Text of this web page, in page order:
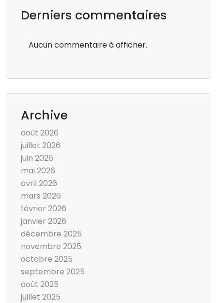
Derniers commentaires
Aucun commentaire à afficher.
Archive
août 2026
juillet 2026
juin 2026
mai 2026
avril 2026
mars 2026
février 2026
janvier 2026
décembre 2025
novembre 2025
octobre 2025
septembre 2025
août 2025
juillet 2025